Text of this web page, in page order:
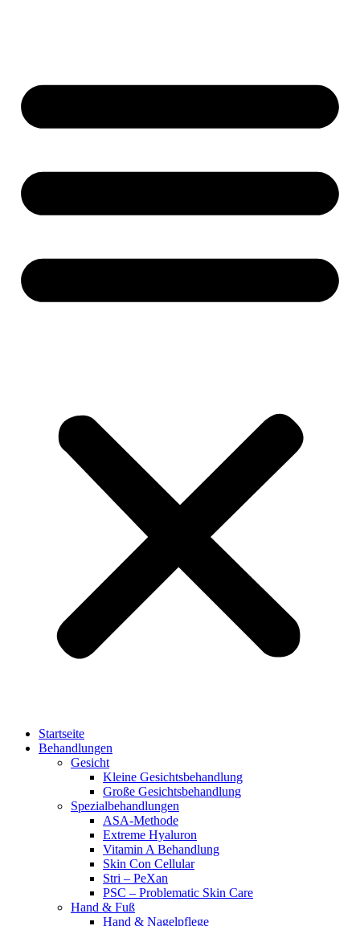
Startseite
Behandlungen
Gesicht
Kleine Gesichtsbehandlung
Große Gesichtsbehandlung
Spezialbehandlungen
ASA-Methode
Extreme Hyaluron
Vitamin A Behandlung
Skin Con Cellular
Stri – PeXan
PSC – Problematic Skin Care
Hand & Fuß
Hand & Nagelpflege